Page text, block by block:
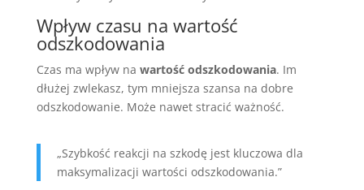
Wpływ czasu na wartość
odszkodowania
Czas ma wpływ na wartość odszkodowania. Im
dłużej zwlekasz, tym mniejsza szansa na dobre
odszkodowanie. Może nawet stracić ważność.
„Szybkość reakcji na szkodę jest kluczowa dla
maksymalizacji wartości odszkodowania.”